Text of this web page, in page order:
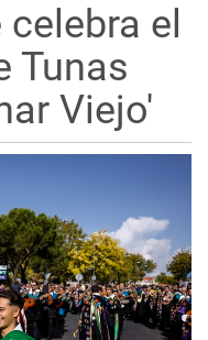
el
Tunas
Viejo'